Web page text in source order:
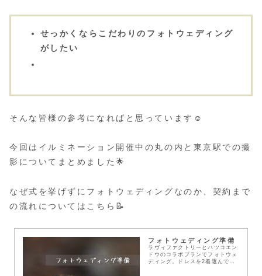
せっかくならこだわりのフォトウェディング
がしたい
そんな皆様の参考になればと思っています☺️
今回はイルミネーション開催中の丸の内と東京駅での撮
影についてまとめました🌟
なぜ式を挙げずにフォトウェディングなのか、契約まで
の流れについてはこちら📝
フォトウェディング準備
ラヴィファクトリーとハツコエン
ドウのコラボプランでフォトウェ
ディング。ドレスを2着選んで8